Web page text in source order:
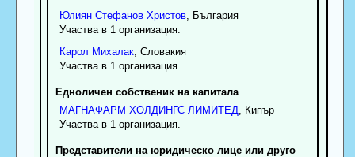
Юлиян Стефанов Христов, България
Участва в 1 организация.
Карол Михалак, Словакия
Участва в 1 организация.
Едноличен собственик на капитала
МАГНАФАРМ ХОЛДИНГС ЛИМИТЕД , Кипър
Участва в 1 организация.
Представители на юридическо лице или друго